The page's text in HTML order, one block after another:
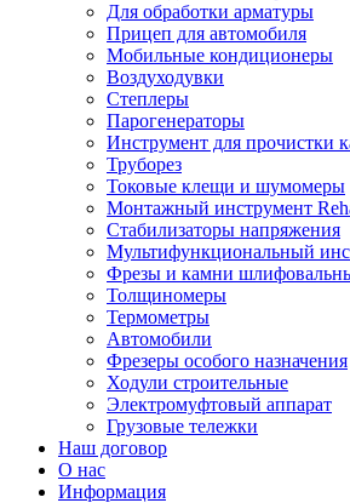
Для обработки арматуры
Прицеп для автомобиля
Мобильные кондиционеры
Воздуходувки
Степлеры
Парогенераторы
Инструмент для прочистки
Труборез
Токовые клещи и шумомеры
Монтажный инструмент
Стабилизаторы напряжения
Мультифункциональный
Фрезы и камни
Толщиномеры
Термометры
Автомобили
Фрезеры особого назначения
Ходули строительные
Электромуфтовый аппарат
Грузовые тележки
Наш договор
О нас
Информация